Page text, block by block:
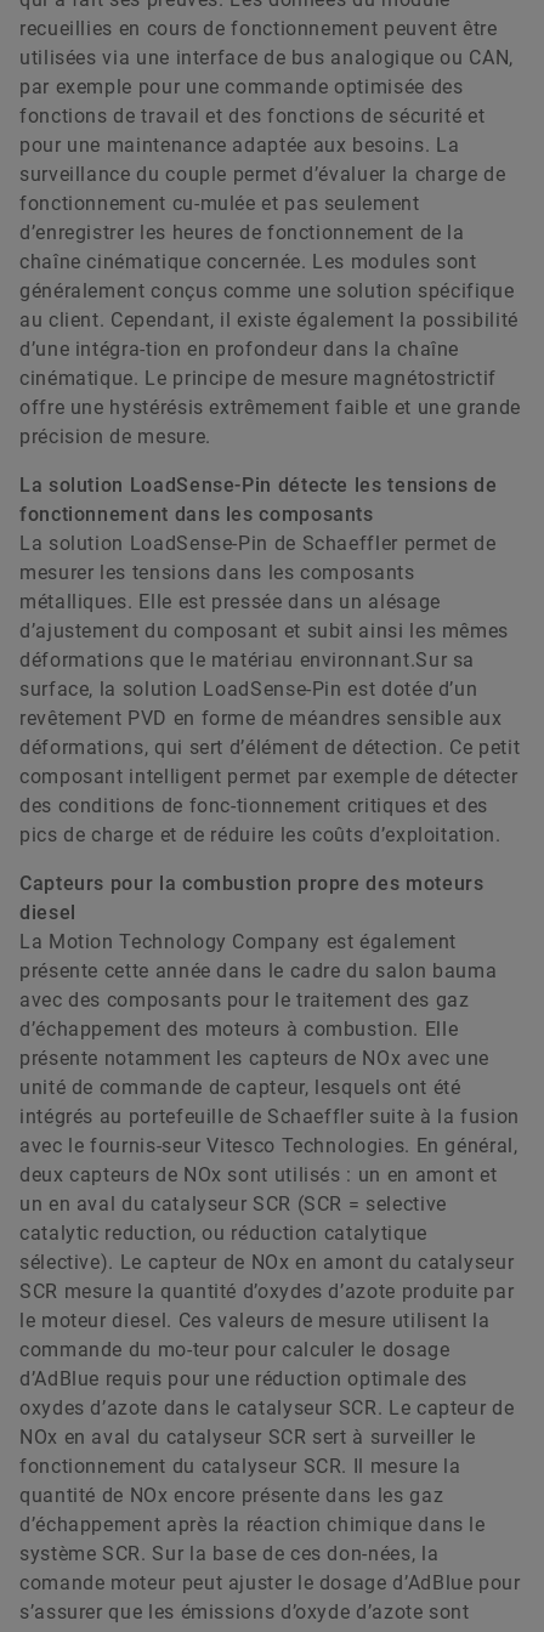
recueillies en cours de fonctionnement peuvent être
utilisées via une interface de bus analogique ou CAN,
par exemple pour une commande optimisée des
fonctions de travail et des fonctions de sécurité et
pour une maintenance adaptée aux besoins. La
surveillance du couple permet d’évaluer la charge de
fonctionnement cu-mulée et pas seulement
d’enregistrer les heures de fonctionnement de la
chaîne cinématique concernée. Les modules sont
généralement conçus comme une solution spécifique
au client. Cependant, il existe également la possibilité
d’une intégra-tion en profondeur dans la chaîne
cinématique. Le principe de mesure magnétostrictif
offre une hystérésis extrêmement faible et une grande
précision de mesure.
La solution LoadSense-Pin détecte les tensions de
fonctionnement dans les composants
La solution LoadSense-Pin de Schaeffler permet de
mesurer les tensions dans les composants
métalliques. Elle est pressée dans un alésage
d’ajustement du composant et subit ainsi les mêmes
déformations que le matériau environnant.Sur sa
surface, la solution LoadSense-Pin est dotée d’un
revêtement PVD en forme de méandres sensible aux
déformations, qui sert d’élément de détection. Ce petit
composant intelligent permet par exemple de détecter
des conditions de fonc-tionnement critiques et des
pics de charge et de réduire les coûts d’exploitation.
Capteurs pour la combustion propre des moteurs
diesel
La Motion Technology Company est également
présente cette année dans le cadre du salon bauma
avec des composants pour le traitement des gaz
d’échappement des moteurs à combustion. Elle
présente notamment les capteurs de NOx avec une
unité de commande de capteur, lesquels ont été
intégrés au portefeuille de Schaeffler suite à la fusion
avec le fournis-seur Vitesco Technologies. En général,
deux capteurs de NOx sont utilisés : un en amont et
un en aval du catalyseur SCR (SCR = selective
catalytic reduction, ou réduction catalytique
sélective). Le capteur de NOx en amont du catalyseur
SCR mesure la quantité d’oxydes d’azote produite par
le moteur diesel. Ces valeurs de mesure utilisent la
commande du mo-teur pour calculer le dosage
d’AdBlue requis pour une réduction optimale des
oxydes d’azote dans le catalyseur SCR. Le capteur de
NOx en aval du catalyseur SCR sert à surveiller le
fonctionnement du catalyseur SCR. Il mesure la
quantité de NOx encore présente dans les gaz
d’échappement après la réaction chimique dans le
système SCR. Sur la base de ces don-nées, la
comande moteur peut ajuster le dosage d’AdBlue pour
s’assurer que les émissions d’oxyde d’azote sont